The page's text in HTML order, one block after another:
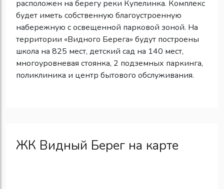
расположен на берегу реки Купелинка. Комплекс
будет иметь собственную благоустроенную
набережную с освещенной парковой зоной. На
территории «Видного Берега» будут построены
школа на 825 мест, детский сад на 140 мест,
многоуровневая стоянка, 2 подземных паркинга,
поликлиника и центр бытового обслуживания.
ЖК Видный Берег на карте